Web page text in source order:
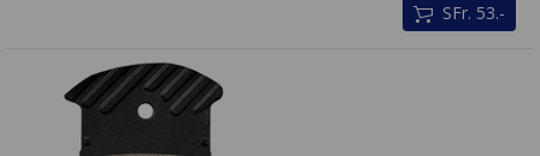
SFr. 53.-